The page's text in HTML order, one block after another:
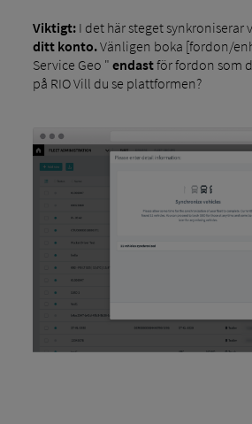
Viktigt:I det här steget synkroniserar
ditt konto.Vänligen boka [fordon/
Service Geo " endastför fordon som
på RIO Vill du se plattformen?